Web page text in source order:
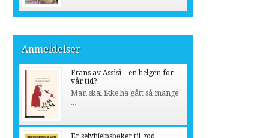
Anmeldelser
Frans av Assisi – en helgen for
vår tid?
Man skal ikke ha gått så mange
...
Er selvhjelpsbøker til god